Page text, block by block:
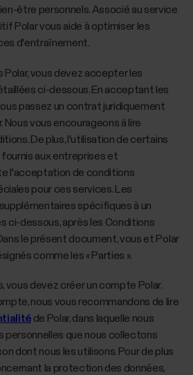
être personnels. Associé au service
Polar vous aide à optimiser les
d'entraînement.
Polar, vous devez accepter les
ci-dessous. En acceptant les
passez un contrat juridiquement
vous encourageons à lire
De plus, l'utilisation de certains
aux entreprises et
l'acceptation de conditions
pour ces services. Les
spécifiques à un
ci-dessous, après les Conditions
le présent document, vous et Polar
comme les « Parties ».
vous devez créer un compte Polar.
nous vous recommandons de lire
de Polar, dans laquelle nous
personnelles que nous collectons
dont nous les utilisons. Pour de plus
la protection des données,